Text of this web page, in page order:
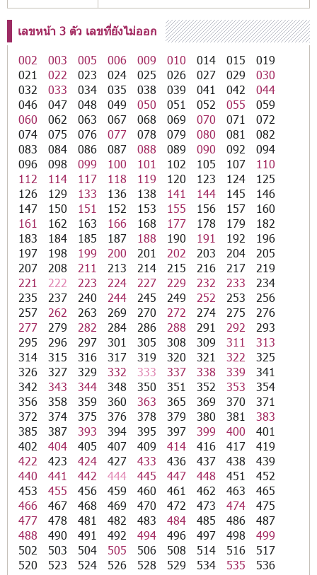
เลขหน้า 3 ตัว เลขที่ยังไม่ออก
002
003 005 006 009 010 014 015
019
021
022 023 024 025 026 027 029
030
032
033 034 035 038 039 041 042
044
046
047 048 049 050 051 052 055
059
060
062 063 067 068 069 070 071
072
074
075 076 077 078 079 080 081
082
083
084 086 087 088 089 090 092
094
096
098 099 100 101 102 105 107
110
112
114 117 118 119 120 123 124
125
126
129 133 136 138 141 144 145
146
147
150 151 152 153 155 156 157
160
161
162 163 166 168 177 178 179
182
183
184 185 187 188 190 191 192
196
197
198 199 200 201 202 203 204
205
207
208 211 213 214 215 216 217
219
221
222 223 224 227 229 232 233
234
235
237 240 244 245 249 252 253
256
257
262 263 269 270 272 274 275
276
277
279 282 284 286 288 291 292
293
295
296 297 301 305 308 309 311
313
314
315 316 317 319 320 321 322
325
326
327 329 332 333 337 338 339
341
342
343 344 348 350 351 352 353
354
356
358 359 360 363 365 369 370
371
372
374 375 376 378 379 380 381
383
385
387 393 394 395 397 399 400
401
402
404 405 407 409 414 416 417
419
422
423 424 427 433 436 437 438
439
440
441 442 444 445 447 448 451
452
453
455 456 459 460 461 462 463
465
466
467 468 469 470 472 473 474
475
477
478 481 482 483 484 485 486
487
488
490 491 492 494 496 497 498
499
502
503 504 505 506 508 514 516
517
520
523 524 526 528 529 534 535
536